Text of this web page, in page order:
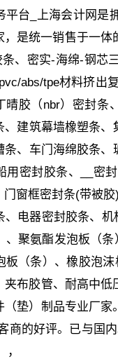
平台_上海会计网是
，是统一销售于一
、密实-海绵-钢芯
abs/tpe材料挤出
晴胶（nbr）密封条
、建筑幕墙橡塑条
、车门海绵胶条、
用密封胶条、__密
窗框密封条(带被
、电器密封胶条、
、聚氨酯发泡板（
板（条）、橡胶泡
夹布胶管、耐高中
（垫）制品专业厂
商的好评。已与国